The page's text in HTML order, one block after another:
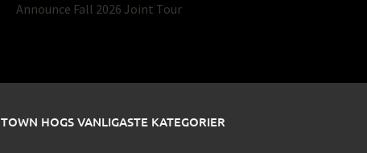
Announce Fall 2026 Joint Tour
TOWN HOGS VANLIGASTE KATEGORIER